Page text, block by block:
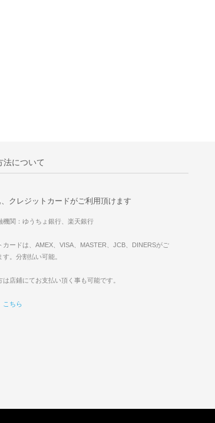
法について
クレジットカードがご利用頂けます
機関：ゆうちょ銀行、楽天銀行
カードは、AMEX、VISA、MASTER、JCB、DINERSがご
す。分割払い可能。
は店鋪にてお支払い頂く事も可能です。
こちら